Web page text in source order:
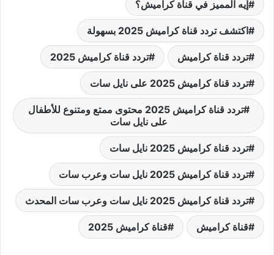
إيه المميز في قناة كراميش؟
اكتشف تردد قناة كراميش 2025 بسهولة
تردد قناة كراميش تردد قناة كراميش 2025
تردد قناة كراميش 2025 على نايل سات
تردد قناة كراميش 2025 محتوى ممتع ومتنوع للأطفال
على نايل سات
تردد قناة كراميش 2025 نايل سات
تردد قناة كراميش 2025 نايل سات وعرب سات
تردد قناة كراميش 2025 نايل سات وعرب سات المحدث
قناة كراميش قناة كراميش 2025